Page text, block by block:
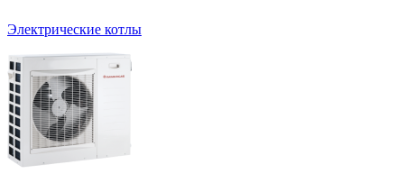
Электрические котлы